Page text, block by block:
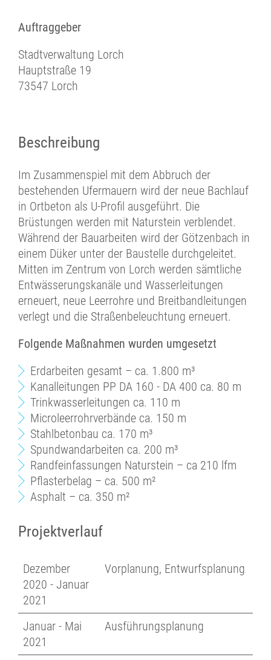
Auftraggeber
Stadtverwaltung Lorch
Hauptstraße 19
73547 Lorch
Beschreibung
Im Zusammenspiel mit dem Abbruch der
bestehenden Ufermauern wird der neue Bachlauf
in Ortbeton als U-Profil ausgeführt. Die
Brüstungen werden mit Naturstein verblendet.
Während der Bauarbeiten wird der Götzenbach in
einem Düker unter der Baustelle durchgeleitet.
Mitten im Zentrum von Lorch werden sämtliche
Entwässerungskanäle und Wasserleitungen
erneuert, neue Leerrohre und Breitbandleitungen
verlegt und die Straßenbeleuchtung erneuert.
Folgende Maßnahmen wurden umgesetzt
Erdarbeiten gesamt – ca. 1.800 m³
Kanalleitungen PP DA 160 - DA 400 ca. 80 m
Trinkwasserleitungen ca. 110 m
Microleerrohrverbände ca. 150 m
Stahlbetonbau ca. 170 m³
Spundwandarbeiten ca. 200 m³
Randfeinfassungen Naturstein – ca 210 lfm
Pflasterbelag – ca. 500 m²
Asphalt – ca. 350 m²
Projektverlauf
Dezember
2020 - Januar
2021
Vorplanung, Entwurfsplanung
Januar - Mai
2021
Ausführungsplanung